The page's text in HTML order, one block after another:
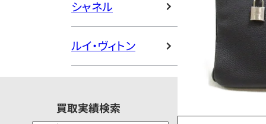
シャネル
ルイ・ヴィトン
買取実績検索